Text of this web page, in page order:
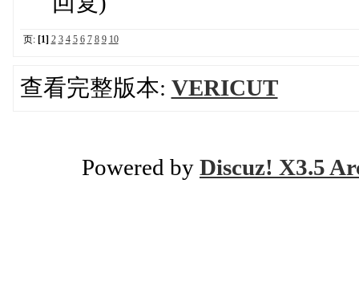
页: [1] 2 3 4 5 6 7 8 9 10
查看完整版本: VERICUT
Powered by Discuz! X3.5